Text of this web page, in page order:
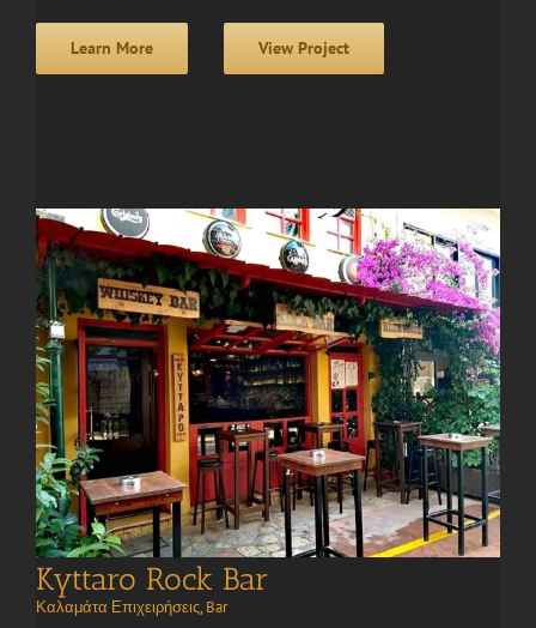
Learn More View Project
Kyttaro Rock Bar
Καλαμάτα Επιχειρήσεις, Bar